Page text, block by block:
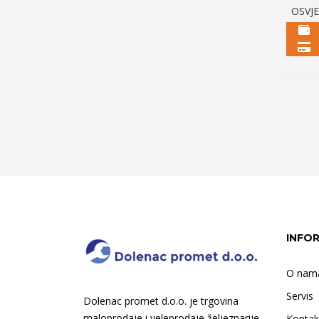
Dolenac promet d.o.o. je trgovina
O
Servis